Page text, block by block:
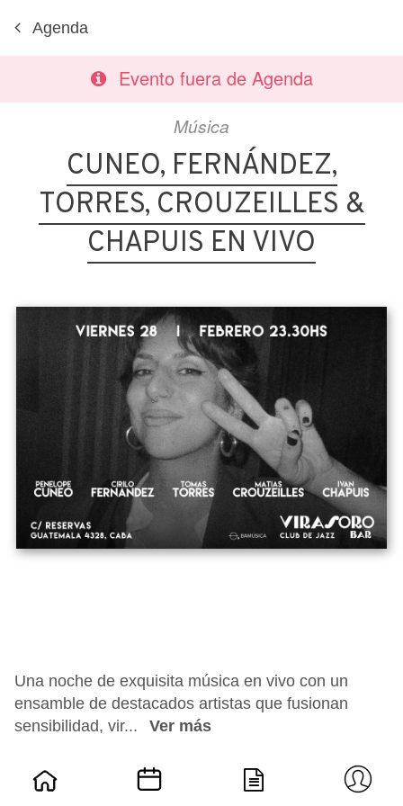
Agenda
Evento fuera de Agenda
Música
CUNEO, FERNÁNDEZ,
TORRES, CROUZEILLES &
CHAPUIS EN VIVO
Una noche de exquisita música en vivo con un
ensamble de destacados artistas que fusionan
sensibilidad, vir...
Ver más